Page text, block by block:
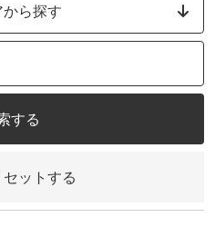
ら探す
する
ットする